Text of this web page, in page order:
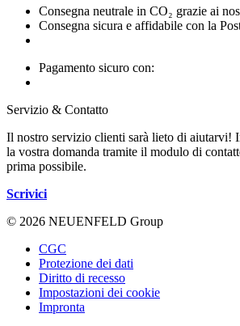
Consegna neutrale in CO₂ grazie ai
Consegna sicura e affidabile con la
Pagamento sicuro con:
Servizio & Contatto
Il nostro servizio clienti sarà lieto di aiutarvi!
la vostra domanda tramite il modulo di
prima possibile.
Scrivici
© 2026 NEUENFELD Group
CGC
Protezione dei dati
Diritto di recesso
Impostazioni dei cookie
Impronta